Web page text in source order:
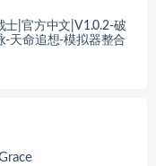
士|官方中文|V1.0.2-破
-天命追想-模拟器整合